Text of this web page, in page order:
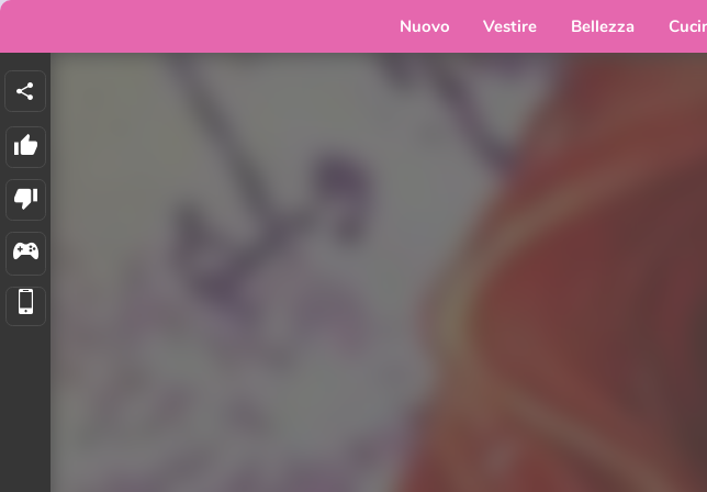
Nuovo Vestire Bellezza